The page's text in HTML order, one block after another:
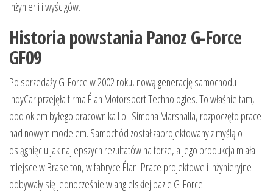
inżynierii i wyścigów.
Historia powstania Panoz G-Force
GF09
Po sprzedaży G-Force w 2002 roku, nową generację samochodu
IndyCar przejęła firma Élan Motorsport Technologies. To właśnie tam,
pod okiem byłego pracownika Loli Simona Marshalla, rozpoczęto prace
nad nowym modelem. Samochód został zaprojektowany z myślą o
osiągnięciu jak najlepszych rezultatów na torze, a jego produkcja miała
miejsce w Braselton, w fabryce Élan. Prace projektowe i inżynieryjne
odbywały się jednocześnie w angielskiej bazie G-Force.